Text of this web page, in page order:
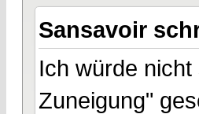
Sansavoir
Ich würde
Zuneigung"